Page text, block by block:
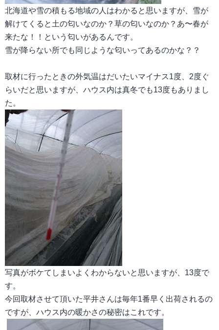
北海道や雪の積もる地域の人はわかると思いますが、雪が
解けてくると土の匂いなのか？草の匂いなのか？あ〜春が
来たな！！という匂いがあるんです。
雪が降らない所でも同じような匂いってあるのかな？？
取材に行ったときの外気温はだいたいマイナス1度、 2度ぐ
らいだと思いますが、ハウス内は真冬でも13度もありまし
た。
写真がボケてしまいよくわからないと思いますが、 13度で
す。
今回取材させて頂いた平井さんは毎年1番早く出荷されるの
ですが、ハウス内の暖かさの秘密はこれです。